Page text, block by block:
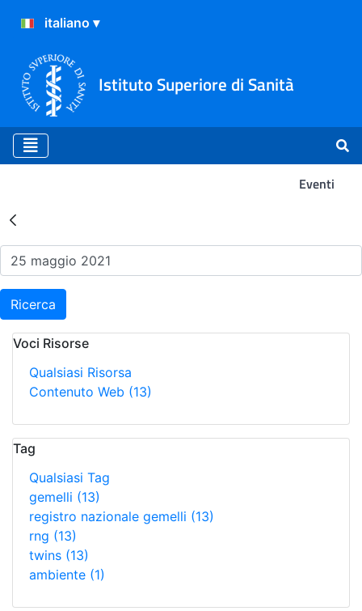
Istituto Superiore di Sanità
Eventi
Risultati della Ricerca -
Ricerca
Voci Risorse
Qualsiasi Risorsa
Contenuto Web (13)
Tag
Qualsiasi Tag
gemelli (13)
registro nazionale gemelli (13)
rng (13)
twins (13)
ambiente (1)